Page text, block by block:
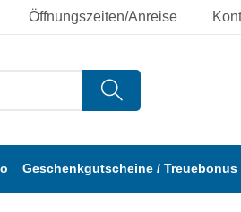
Öffnungszeiten/Anreise
Geschenkgutscheine / Treuebonus